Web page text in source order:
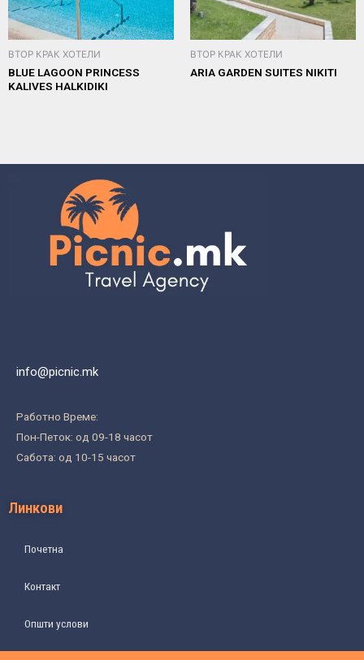
ВТОР КРАК ХОТЕЛИ
BLUE LAGOON PRINCESS
KALIVES HALKIDIKI
ВТОР КРАК ХОТЕЛИ
ARIA GARDEN SUITES NIKITI
info@picnic.mk
Работно Време:
Пон-Петок: од 09-18 часот
Сабота: од 10-15 часот
Линкови
Почетна
Контакт
Општи услови